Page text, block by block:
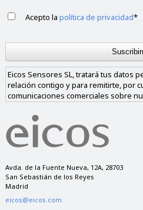
Acepto lapolítica de privacidad*
Eicos Sensores SL, tratará tus datos
relación contigo y para remitirte, por
comunicaciones comerciales sobre
nuestro grupo si nos das tu
ajenas al mismo. Tienes derecho a
datos, así como a otros derechos,
de privacidad.
Avda. de la Fuente Nueva, 12A, 28703
San Sebastián de los Reyes
Madrid
eicos@eicos.com